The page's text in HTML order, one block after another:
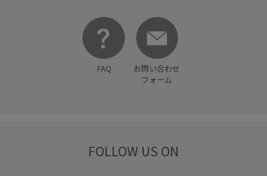
FAQ
お問い合わせ
フォーム
FOLLOW US ON